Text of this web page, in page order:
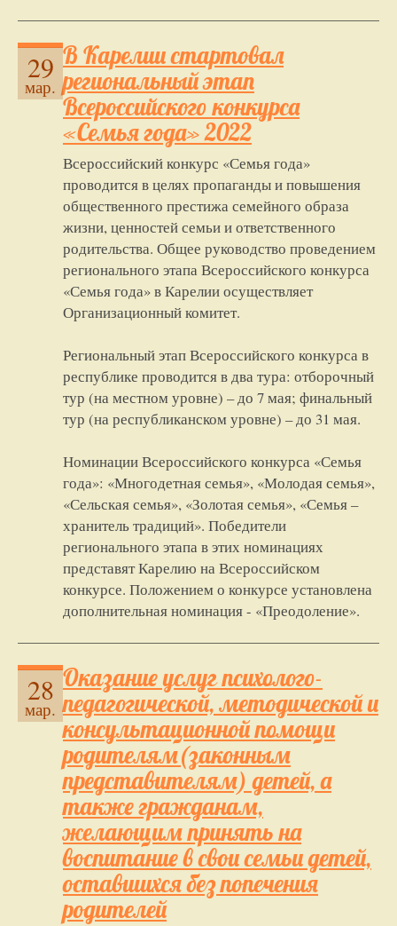
29
мар.
В Карелии стартовал
региональный этап
Всероссийского конкурса
«Семья года» 2022
Всероссийский конкурс «Семья года»
проводится в целях пропаганды и повышения
общественного престижа семейного образа
жизни, ценностей семьи и ответственного
родительства. Общее руководство проведением
регионального этапа Всероссийского конкурса
«Семья года» в Карелии осуществляет
Организационный комитет.
Региональный этап Всероссийского конкурса в
республике проводится в два тура: отборочный
тур (на местном уровне) – до 7 мая; финальный
тур (на республиканском уровне) – до 31 мая.
Номинации Всероссийского конкурса «Семья
года»: «Многодетная семья», «Молодая семья»,
«Сельская семья», «Золотая семья», «Семья –
хранитель традиций». Победители
регионального этапа в этих номинациях
представят Карелию на Всероссийском
конкурсе. Положением о конкурсе установлена
дополнительная номинация - «Преодоление».
28
мар.
Оказание услуг психолого-
педагогической, методической и
консультационной помощи
родителям(законным
представителям) детей, а
также гражданам,
желающим принять на
воспитание в свои семьи детей,
оставшихся без попечения
родителей